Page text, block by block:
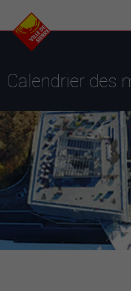
Calendrier des